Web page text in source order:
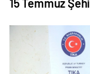
15 Temmuz